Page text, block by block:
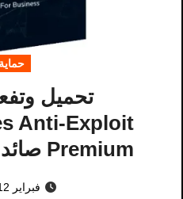
حماية
تحميل
Anti-Exploit
Premium صائد الهاكرز عملاق
فبراير 12, 2025